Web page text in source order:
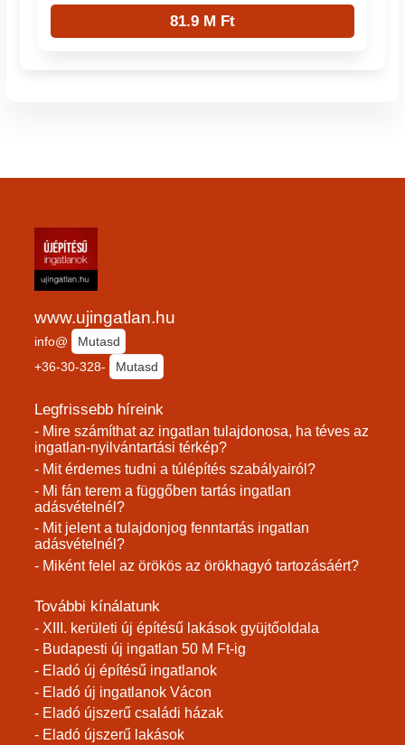
81.9 M Ft
www.ujingatlan.hu
info@
Mutasd
+36-30-328-
Mutasd
Legfrissebb híreink
- Mire számíthat az ingatlan tulajdonosa, ha téves az
ingatlan-nyilvántartási térkép?
- Mit érdemes tudni a túlépítés szabályairól?
- Mi fán terem a függőben tartás ingatlan
adásvételnél?
- Mit jelent a tulajdonjog fenntartás ingatlan
adásvételnél?
- Miként felel az örökös az örökhagyó tartozásáért?
További kínálatunk
- XIII. kerületi új építésű lakások gyüjtőoldala
- Budapesti új ingatlan 50 M Ft-ig
- Eladó új építésű ingatlanok
- Eladó új ingatlanok Vácon
- Eladó újszerű családi házak
- Eladó újszerű lakások